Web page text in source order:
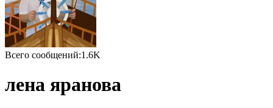
Всего сообщений:1.6K
лена яранова